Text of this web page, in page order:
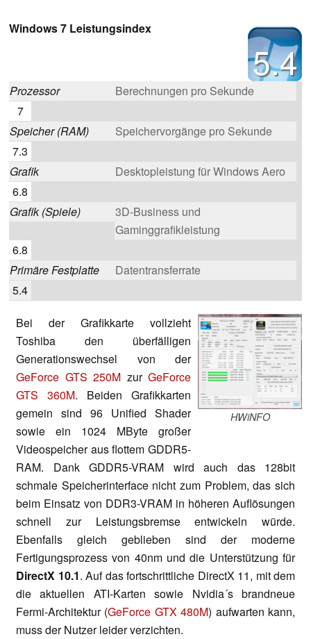
5.4
Windows 7 Leistungsindex
Prozessor
Berechnungen pro Sekunde
7
Speicher (RAM)
Speichervorgänge pro Sekunde
7.3
Grafik
Desktopleistung für Windows Aero
6.8
Grafik (Spiele)
3D-Business und
Gaminggrafikleistung
6.8
Primäre Festplatte
Datentransferrate
5.4
HWiNFO
Bei der Grafikkarte vollzieht
Toshiba den überfälligen
Generationswechsel von der
GeForce GTS 250M zur GeForce
GTS 360M. Beiden Grafikkarten
gemein sind 96 Unified Shader
sowie ein 1024 MByte großer
Videospeicher aus flottem GDDR5-
RAM. Dank GDDR5-VRAM wird auch das 128bit
schmale Speicherinterface nicht zum Problem, das sich
beim Einsatz von DDR3-VRAM in höheren Auflösungen
schnell zur Leistungsbremse entwickeln würde.
Ebenfalls gleich geblieben sind der moderne
Fertigungsprozess von 40nm und die Unterstützung für
DirectX 10.1. Auf das fortschrittliche DirectX 11, mit dem
die aktuellen ATI-Karten sowie Nvidia´s brandneue
Fermi-Architektur (GeForce GTX 480M) aufwarten kann,
muss der Nutzer leider verzichten.